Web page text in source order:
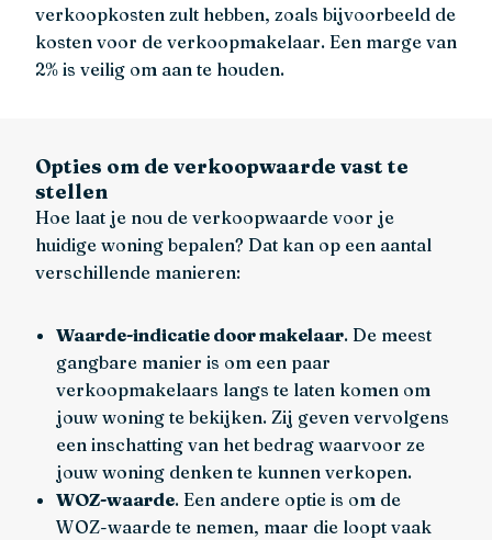
verkoopkosten zult hebben, zoals bijvoorbeeld de
kosten voor de verkoopmakelaar. Een marge van
2% is veilig om aan te houden.
Opties om de verkoopwaarde vast te
stellen
Hoe laat je nou de verkoopwaarde voor je
huidige woning bepalen? Dat kan op een aantal
verschillende manieren:
Waarde-indicatie door makelaar. De meest
gangbare manier is om een paar
verkoopmakelaars langs te laten komen om
jouw woning te bekijken. Zij geven vervolgens
een inschatting van het bedrag waarvoor ze
jouw woning denken te kunnen verkopen.
WOZ-waarde. Een andere optie is om de
WOZ-waarde te nemen, maar die loopt vaak